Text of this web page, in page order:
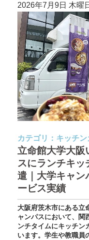
2026年7月9日 木曜
カテゴリ： キッチ
立命館大学大阪
スにランチキッ
遣｜大学キャン
ービス実績
大阪府茨木市にある立
ャンパスにおいて、関
ンチタイムにキッチン
います。学生や教職員